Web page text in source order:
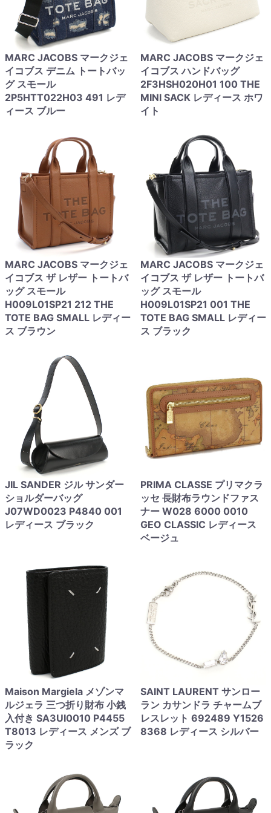
MARC JACOBS マークジェ
イコブス デニム トートバッ
グ スモール
2P5HTT022H03 491 レデ
ィース ブルー
MARC JACOBS マークジェ
イコブス ハンドバッグ
2F3HSH020H01 100 THE
MINI SACK レディース ホワ
イト
MARC JACOBS マークジェ
イコブス ザ レザー トートバ
ッグ スモール
H009L01SP21 212 THE
TOTE BAG SMALL レディー
ス ブラウン
MARC JACOBS マークジェ
イコブス ザ レザー トートバ
ッグ スモール
H009L01SP21 001 THE
TOTE BAG SMALL レディー
ス ブラック
JIL SANDER ジル サンダー
ショルダーバッグ
J07WD0023 P4840 001
レディース ブラック
PRIMA CLASSE プリマクラ
ッセ 長財布ラウンドファス
ナー W028 6000 0010
GEO CLASSIC レディース
ベージュ
Maison Margiela メゾンマ
ルジェラ 三つ折り財布 小銭
入付き SA3UI0010 P4455
T8013 レディース メンズ ブ
ラック
SAINT LAURENT サンロー
ラン カサンドラ チャームブ
レスレット 692489 Y1526
8368 レディース シルバー